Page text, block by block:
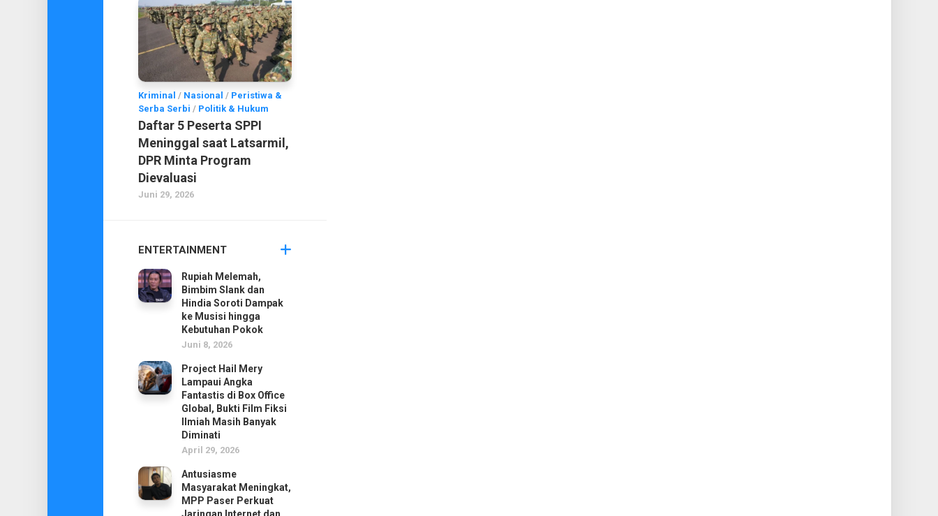
Kriminal / Nasional / Peristiwa &
Serba Serbi / Politik & Hukum
Daftar 5 Peserta SPPI
Meninggal saat Latsarmil,
DPR Minta Program
Dievaluasi
Juni 29, 2026
ENTERTAINMENT
Rupiah Melemah,
Bimbim Slank dan
Hindia Soroti Dampak
ke Musisi hingga
Kebutuhan Pokok
Juni 8, 2026
Project Hail Mery
Lampaui Angka
Fantastis di Box Office
Global, Bukti Film Fiksi
Ilmiah Masih Banyak
Diminati
April 29, 2026
Antusiasme
Masyarakat Meningkat,
MPP Paser Perkuat
Jaringan Internet dan